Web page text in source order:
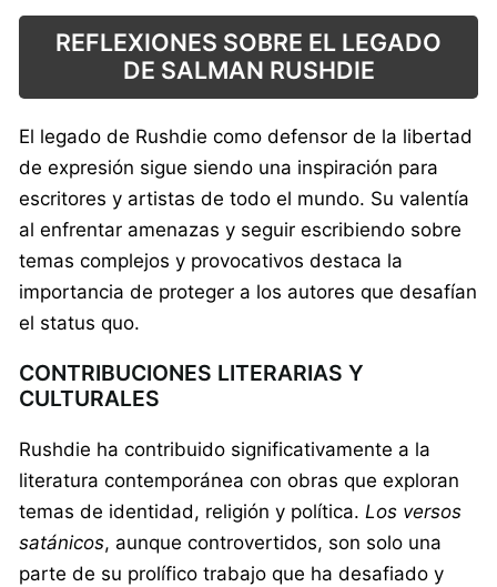
REFLEXIONES SOBRE EL LEGADO
DE SALMAN RUSHDIE
El legado de Rushdie como defensor de la libertad
de expresión sigue siendo una inspiración para
escritores y artistas de todo el mundo. Su valentía
al enfrentar amenazas y seguir escribiendo sobre
temas complejos y provocativos destaca la
importancia de proteger a los autores que desafían
el status quo.
CONTRIBUCIONES LITERARIAS Y
CULTURALES
Rushdie ha contribuido significativamente a la
literatura contemporánea con obras que exploran
temas de identidad, religión y política. Los versos
satánicos, aunque controvertidos, son solo una
parte de su prolífico trabajo que ha desafiado y